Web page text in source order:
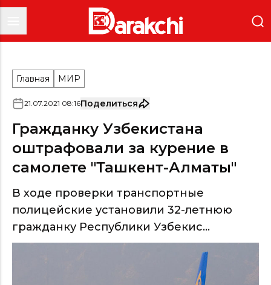
Главная МИР
21.07.2021 08:16Поделиться
Гражданку Узбекистана
оштрафовали за курение в
самолете "Ташкент-Алматы"
В ходе проверки транспортные
полицейские установили 32-летнюю
гражданку Республики Узбекис...